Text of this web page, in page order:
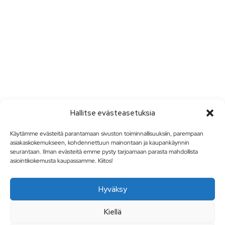
Hallitse evästeasetuksia
Käytämme evästeitä parantamaan sivuston toiminnallisuuksiin, parempaan
asiakaskokemukseen, kohdennettuun mainontaan ja kaupankäynnin
seurantaan. Ilman evästeitä emme pysty tarjoamaan parasta mahdollista
asiointikokemusta kaupassamme. Kiitos!
Hyväksy
Kiellä